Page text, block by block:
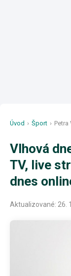
Úvod › Šport › Petra
Vlhová
TV, live
dnes
Aktualizované: 26.